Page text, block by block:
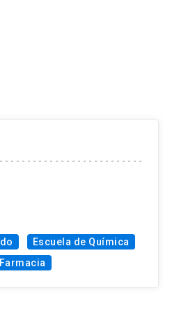
Escuela de Química